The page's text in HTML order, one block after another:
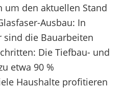
um den aktuellen Stand
Ausbau: In
sind die Bauarbeiten
Die Tiefbau- und
etwa 90 %
Haushalte profitieren